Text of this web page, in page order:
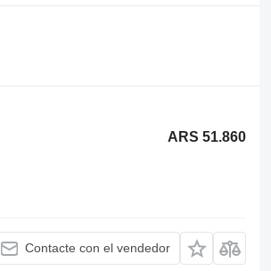
ARS 51.860
Contacte con el vendedor